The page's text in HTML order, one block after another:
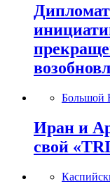
Большой
Иран и
свой